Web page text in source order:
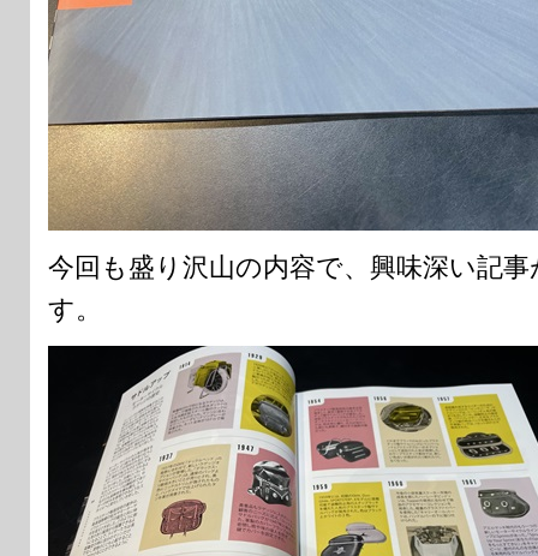
今回も盛り沢山の内容で、興味深い記
す。